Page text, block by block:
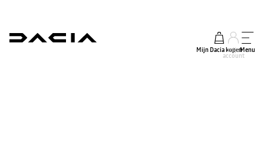
Mijn Dacia kopen
mijn
account
Menu